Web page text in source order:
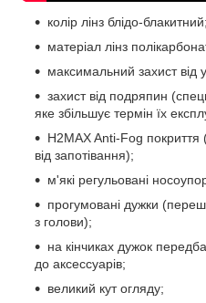
колір лінз блідо-блакитний;
матеріал лінз
максимальний захист від
захист від подряпин
яке збільшує термін їх
H2MAX Anti-Fog покриття
від запотівання);
м'які регульовані
прогумовані дужки
з голови);
на кінчиках дужок
до аксессуарів;
великий кут огляду;